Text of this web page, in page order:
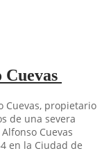
Cuevas
Cuevas, propietario
de una severa
Cuevas
en la Ciudad de